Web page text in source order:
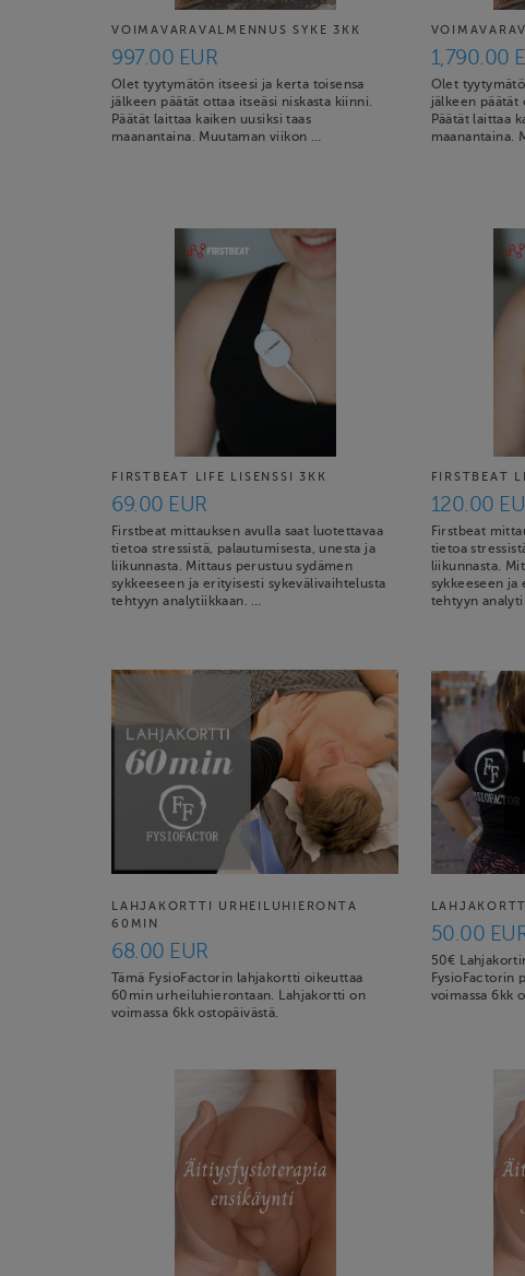
VOIMAVARAVALMENNUS SYKE 3KK
997.00 EUR
Olet tyytymätön itseesi ja kerta toisensa
jälkeen päätät ottaa itseäsi niskasta kiinni.
Päätät laittaa kaiken uusiksi taas
maanantaina. Muutaman viikon …
1,790.00
Olet
jälkeen päätät
Päätät laittaa
maanantaina.
FIRSTBEAT LIFE LISENSSI 3KK
69.00 EUR
Firstbeat mittauksen avulla saat luotettavaa
tietoa stressistä, palautumisesta, unesta ja
liikunnasta. Mittaus perustuu sydämen
sykkeeseen ja erityisesti sykevälivaihtelusta
tehtyyn analytiikkaan. …
FIRSTBEAT
120.00
Firstbeat
tietoa
liikunnasta.
sykkeeseen ja
tehtyyn
LAHJAKORTTI URHEILUHIERONTA
60MIN
68.00 EUR
Tämä FysioFactorin lahjakortti oikeuttaa
60min urheiluhierontaan. Lahjakortti on
voimassa 6kk ostopäivästä.
50.00
50€
FysioFactorin
voimassa 6kk